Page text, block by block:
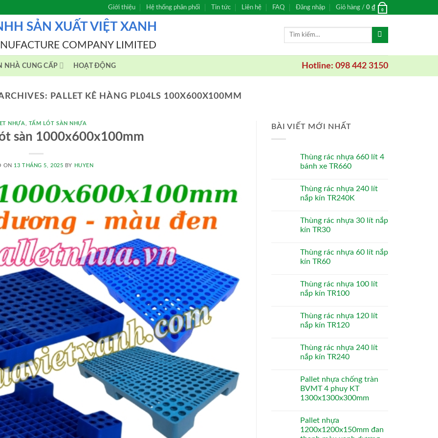
Giới thiệu Hệ thống phân phối Tin tức Liên hệ FAQ Đăng nhập Giỏ hàng / 0 ₫ 0
SẢN XUẤT VIỆT XANH
COMPANY LIMITED
Tìm
NHÀ CUNG CẤP HOẠT ĐỘNG Hotline: 098 442 3150
PALLET KÊ HÀNG PL04LS 100X600X100MM
NHỰA TẤM LÓT SÀN NHỰA
sàn 1000x600x100mm
ON 13 THÁNG 5, 2025 BY HUYEN
BÀI VIẾT MỚI NHẤT
Thùng rác nhựa 660 lít 4
bánh xe TR660
Thùng rác nhựa 240 lít
nắp kín TR240K
Thùng rác nhựa 30 lít nắp
kín TR30
Thùng rác nhựa 60 lít nắp
kín TR60
Thùng rác nhựa 100 lít
nắp kín TR100
Thùng rác nhựa 120 lít
nắp kín TR120
Thùng rác nhựa 240 lít
nắp kín TR240
Pallet nhựa chống tràn
BVMT 4 phuy KT
1300x1300x300mm
Pallet nhựa
1200x1200x150mm đan